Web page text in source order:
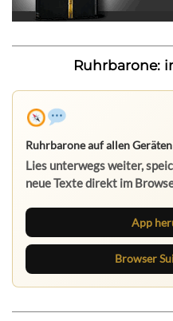
Ruhrbarone:
Ruhrbarone auf allen Geräten
Lies unterwegs weiter,
neue Texte direkt im
App
Browser